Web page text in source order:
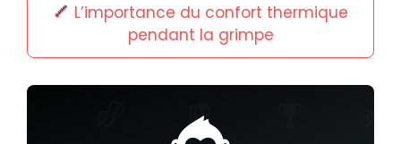
L’importance du confort thermique
pendant la grimpe